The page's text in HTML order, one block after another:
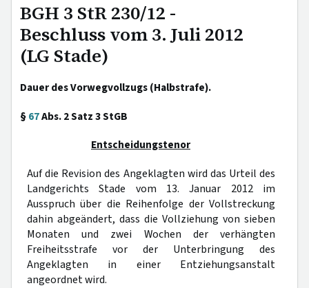
BGH 3 StR 230/12 -
Beschluss vom 3. Juli 2012
(LG Stade)
Dauer des Vorwegvollzugs (Halbstrafe).
§67Abs. 2 Satz 3 StGB
Entscheidungstenor
Auf die Revision des Angeklagten wird das Urteil des
Landgerichts Stade vom 13. Januar 2012 im
Ausspruch über die Reihenfolge der Vollstreckung
dahin abgeändert, dass die Vollziehung von sieben
Monaten und zwei Wochen der verhängten
Freiheitsstrafe vor der Unterbringung des
Angeklagten in einer Entziehungsanstalt
angeordnet wird.